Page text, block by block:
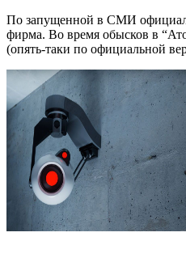
По запущенной в СМИ
фирма. Во время обысков в
(опять-таки по официальной